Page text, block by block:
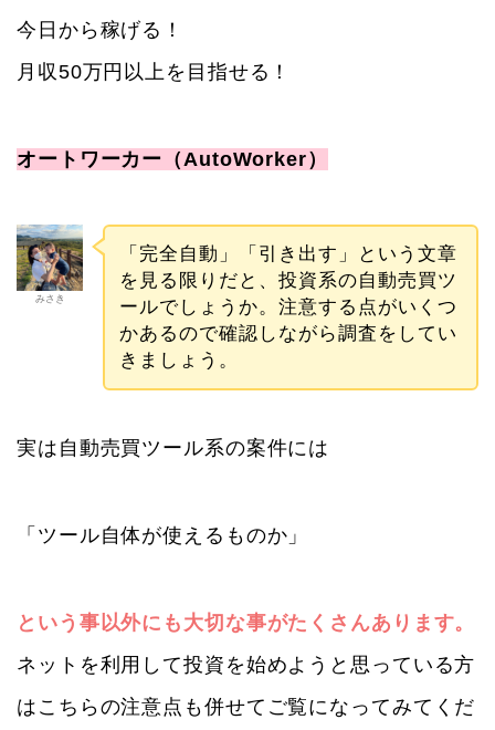
今日から稼げる！
月収50万円以上を目指せる！
オートワーカー（AutoWorker）
みさき
「完全自動」「引き出す」という文章
を見る限りだと、投資系の自動売買ツ
ールでしょうか。注意する点がいくつ
かあるので確認しながら調査をしてい
きましょう。
実は自動売買ツール系の案件には
「ツール自体が使えるものか」
という事以外にも大切な事がたくさんあります。
ネットを利用して投資を始めようと思っている方
はこちらの注意点も併せてご覧になってみてくだ